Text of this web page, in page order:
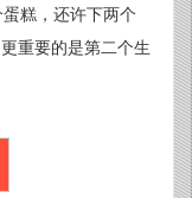
糕，还许下两个
重要的是第二个生